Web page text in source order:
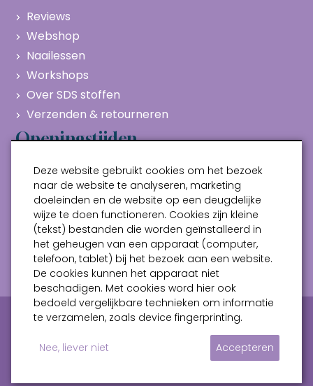
Reviews
Webshop
Naailessen
Workshops
Over SDS stoffen
Verzenden & retourneren
Openingstijden
Maandag
Gesloten
Dinsdag
10:00 - 17:00
Woensdag
10:00 - 17:00
Donderdag
10:00 - 17:00
Vrijdag
10:00 - 17:00
Zaterdag
10:00 - 17:00
Privacy verklaring
Algemene voorwaarden
Deze website gebruikt cookies om het bezoek
naar de website te analyseren, marketing
doeleinden en de website op een deugdelijke
wijze te doen functioneren. Cookies zijn kleine
(tekst) bestanden die worden geïnstalleerd in
het geheugen van een apparaat (computer,
telefoon, tablet) bij het bezoek aan een website.
De cookies kunnen het apparaat niet
beschadigen. Met cookies word hier ook
bedoeld vergelijkbare technieken om informatie
te verzamelen, zoals device fingerprinting.
Nee, liever niet Accepteren